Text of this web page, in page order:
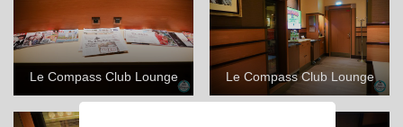
Le Compass Club Lounge Le Compass Club Lounge